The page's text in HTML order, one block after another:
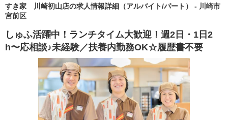
すき家 川崎初山店の求人情報詳細（アルバイト/パート） - 川崎市
宮前区
しゅふ活躍中！ランチタイム大歓迎！週2日・1日2
h〜応相談♪未経験／扶養内勤務OK☆履歴書不要